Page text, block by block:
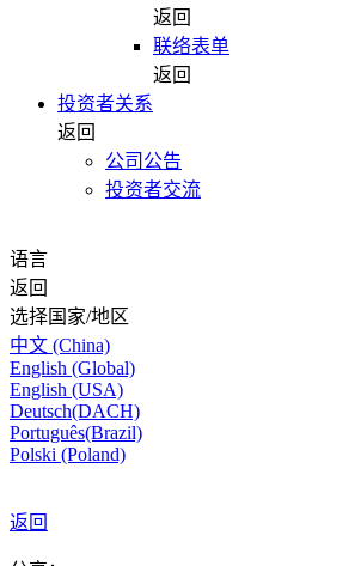
返回
联络表单
返回
投资者关系
返回
公司公告
投资者交流
语言
返回
选择国家/地区
中文 (China)
English (Global)
English (USA)
Deutsch(DACH)
Português(Brazil)
Polski (Poland)
返回